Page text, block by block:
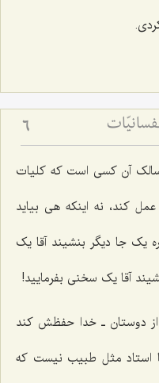
6
سالک آن کسی است که کلیات
کند، نه اینکه هی بیاید
یک جا دیگر بنشیند آقا یک
آقا یک سخنی بفرمایید!
دوستان ـ خدا حفظش کند
استاد مثل طبیب نیست که